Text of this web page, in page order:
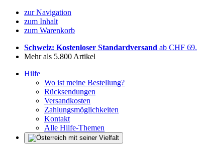
zur Navigation
zum Inhalt
zum Warenkorb
Schweiz: Kostenloser Standardversand ab CHF
Mehr als 5.800 Artikel
Hilfe
Wo ist meine Bestellung?
Rücksendungen
Versandkosten
Zahlungsmöglichkeiten
Kontakt
Alle Hilfe-Themen